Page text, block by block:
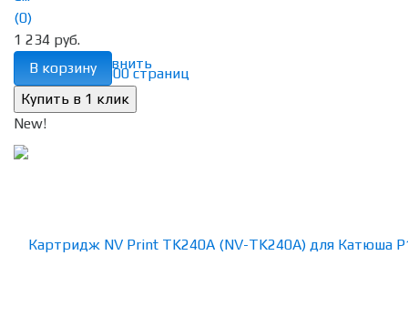
избранное сравнить
(0)
1 234 руб.
В корзину
New!